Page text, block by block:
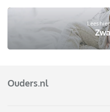
Lees
Ouders.nl